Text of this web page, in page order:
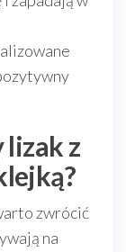
lizak z
zwrócić
na